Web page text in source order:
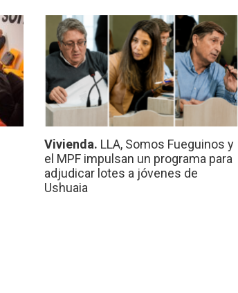
Vivienda. LLA, Somos Fueguinos y
el MPF impulsan un programa para
adjudicar lotes a jóvenes de
Ushuaia